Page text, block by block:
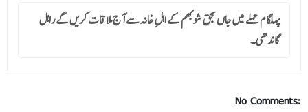
پہلگام حملے میں جاں بحق شوبھم کے اہلِ خانہ سے آج ملاقات کریں گے راہل
گاندھی۔
No Comments: